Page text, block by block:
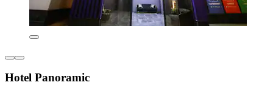
Hotel Panoramic